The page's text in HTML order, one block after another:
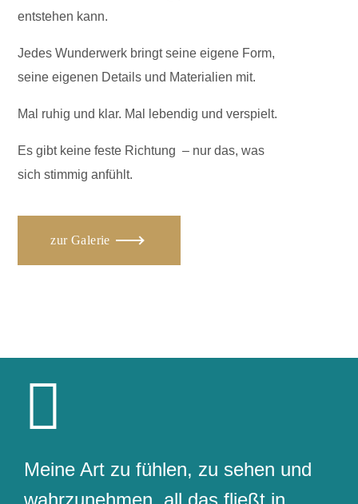
entstehen kann.
Jedes Wunderwerk bringt seine eigene Form,
seine eigenen Details und Materialien mit.
Mal ruhig und klar. Mal lebendig und verspielt.
Es gibt keine feste Richtung – nur das, was
sich stimmig anfühlt.
zur Galerie
Meine Art zu fühlen, zu sehen und
wahrzunehmen, all das fließt in